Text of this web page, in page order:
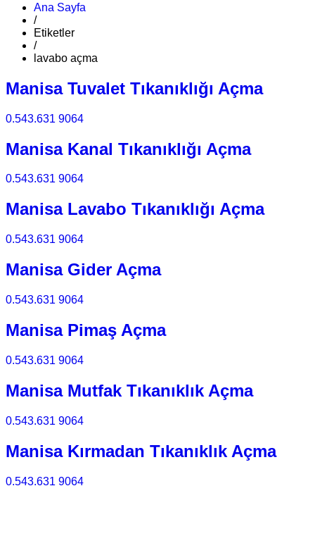
Ana Sayfa
/
Etiketler
/
lavabo açma
Manisa Tuvalet Tıkanıklığı Açma
0.543.631 9064
Manisa Kanal Tıkanıklığı Açma
0.543.631 9064
Manisa Lavabo Tıkanıklığı Açma
0.543.631 9064
Manisa Gider Açma
0.543.631 9064
Manisa Pimaş Açma
0.543.631 9064
Manisa Mutfak Tıkanıklık Açma
0.543.631 9064
Manisa Kırmadan Tıkanıklık Açma
0.543.631 9064